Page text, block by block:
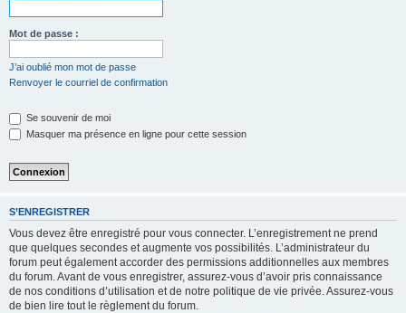
Mot de passe :
J’ai oublié mon mot de passe
Renvoyer le courriel de confirmation
Se souvenir de moi
Masquer ma présence en ligne pour cette session
S’ENREGISTRER
Vous devez être enregistré pour vous connecter. L’enregistrement ne prend
que quelques secondes et augmente vos possibilités. L’administrateur du
forum peut également accorder des permissions additionnelles aux membres
du forum. Avant de vous enregistrer, assurez-vous d’avoir pris connaissance
de nos conditions d’utilisation et de notre politique de vie privée. Assurez-vous
de bien lire tout le règlement du forum.